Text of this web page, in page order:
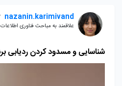
nazanin.karimivand
2
علاقمند به مباحث فناوری اطلاعات
شناسایی و مسدود کردن ردیابی